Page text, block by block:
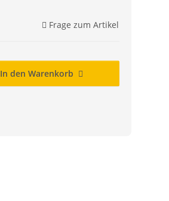
Frage zum Artikel
In den Warenkorb